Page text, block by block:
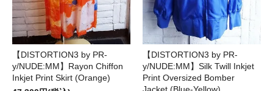
【DISTORTION3 by PR-
y/NUDE:MM】Rayon Chiffon
Inkjet Print Skirt (Orange)
【DISTORTION3 by PR-
y/NUDE:MM】Silk Twill Inkjet
Print Oversized Bomber
Jacket (Blue-Yellow)